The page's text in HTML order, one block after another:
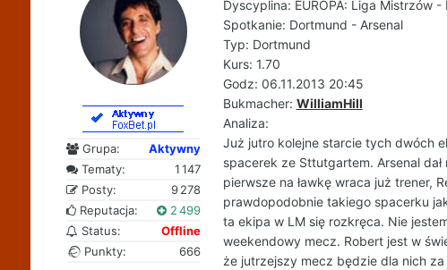
Grupa:
Aktywny
Tematy:
1 147
Posty:
9 278
Reputacja:
2 499
Status:
Offline
Punkty:
666
Dyscyplina: EUROPA: Liga Mistrzów
Spotkanie: Dortmund - Arsenal
Typ: Dortmund
Kurs: 1.70
Godz: 06.11.2013 20:45
Bukmacher: WilliamHill
Analiza:
Już jutro kolejne starcie tych dwóch
spacerek ze Sttutgartem. Arsenal
pierwsze na ławkę wraca już trener,
prawdopodobnie takiego spacerku
ta ekipa w LM się rozkręca. Nie
weekendowy mecz. Robert jest w
że jutrzejszy mecz będzie dla nich